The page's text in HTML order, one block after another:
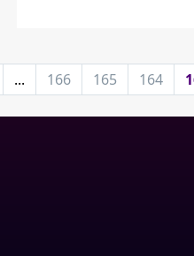
164
165
166
...